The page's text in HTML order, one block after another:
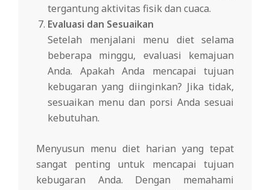
tergantung aktivitas fisik dan cuaca.
Evaluasi dan Sesuaikan
Setelah menjalani menu diet selama
beberapa minggu, evaluasi kemajuan
Anda. Apakah Anda mencapai tujuan
kebugaran yang diinginkan? Jika tidak,
sesuaikan menu dan porsi Anda sesuai
kebutuhan.
Menyusun menu diet harian yang tepat
sangat penting untuk mencapai tujuan
kebugaran Anda. Dengan memahami